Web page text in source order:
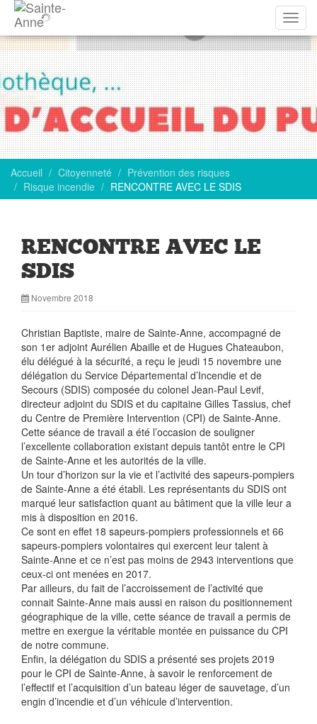
la
Accueil Citoyenneté
Prévention des risques
Risque incendie
RENCONTRE AVEC LE SDIS
RENCONTRE AVEC LE
SDIS
Novembre 2018
Christian Baptiste, maire de Sainte-Anne, accompagné de
son 1er adjoint Aurélien Abaille et de Hugues Chateaubon,
élu délégué à la sécurité, a reçu le jeudi 15 novembre une
délégation du Service Départemental d’Incendie et de
Secours (SDIS) composée du colonel Jean-Paul Levif,
directeur adjoint du SDIS et du capitaine Gilles Tassius, chef
du Centre de Première Intervention (CPI) de Sainte-Anne.
Cette séance de travail a été l’occasion de souligner
l’excellente collaboration existant depuis tantôt entre le CPI
de Sainte-Anne et les autorités de la ville.
Un tour d’horizon sur la vie et l’activité des sapeurs-pompiers
de Sainte-Anne a été établi. Les représentants du SDIS ont
marqué leur satisfaction quant au bâtiment que la ville leur a
mis à disposition en 2016.
Ce sont en effet 18 sapeurs-pompiers professionnels et 66
sapeurs-pompiers volontaires qui exercent leur talent à
Sainte-Anne et ce n’est pas moins de 2943 interventions que
ceux-ci ont menées en 2017.
Par ailleurs, du fait de l’accroissement de l’activité que
connait Sainte-Anne mais aussi en raison du positionnement
géographique de la ville, cette séance de travail a permis de
mettre en exergue la véritable montée en puissance du CPI
de notre commune.
Enfin, la délégation du SDIS a présenté ses projets 2019
pour le CPI de Sainte-Anne, à savoir le renforcement de
l’effectif et l’acquisition d’un bateau léger de sauvetage, d’un
engin d’incendie et d’un véhicule d’intervention.